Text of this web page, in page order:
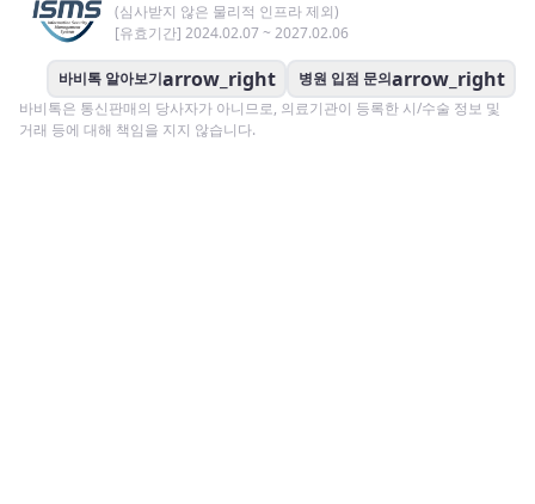
(심사받지 않은 물리적 인프라 제외)
[유효기간] 2024.02.07 ~ 2027.02.06
바비톡 알아보기arrow_right 병원 입점 문의arrow_right
바비톡은 통신판매의 당사자가 아니므로, 의료기관이 등록한 시/수술 정보 및
거래 등에 대해 책임을 지지 않습니다.